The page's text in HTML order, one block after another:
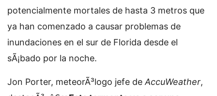
potencialmente mortales de hasta 3 metros que
ya han comenzado a causar problemas de
inundaciones en el sur de Florida desde el
sÃ¡bado por la noche.
Jon Porter, meteorÃ³logo jefe de AccuWeather,